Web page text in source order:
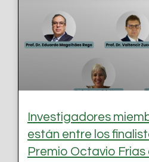
Investigadores
están entre los
Premio Octavio Frias